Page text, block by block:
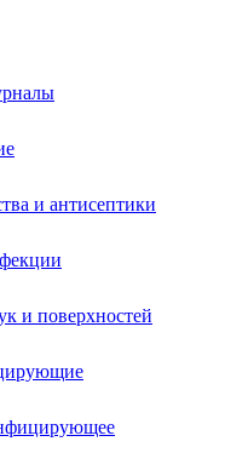
и антисептики
и поверхностей